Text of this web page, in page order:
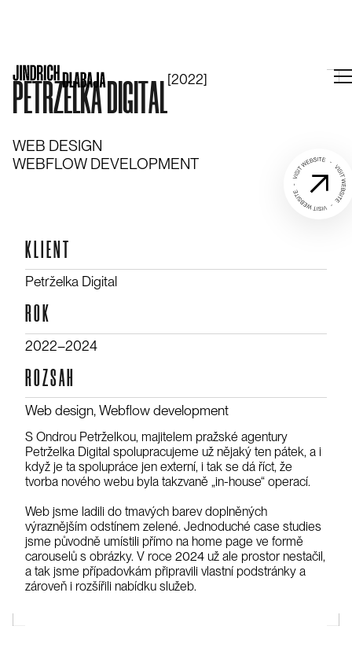
PETRŽELKADIGITAL
[2022]
WEB DESIGN
WEBFLOW DEVELOPMENT
S Ondrou Petrželkou, majitelem pražské agentury
Petrželka Digital spolupracujeme už nějaký ten pátek, a i
když je ta spolupráce jen externí, i tak se dá říct, že
tvorba nového webu byla takzvaně „in-house“ operací.
Web jsme ladili do tmavých barev doplněných
výraznějším odstínem zelené. Jednoduché case studies
jsme původně umístili přímo na home page ve formě
carouselů s obrázky. V roce 2024 už ale prostor nestačil,
a tak jsme případovkám připravili vlastní podstránky a
zároveň i rozšířili nabídku služeb.
KLIENT
Petrželka Digital
ROK
2022–⁠⁠⁠⁠⁠2024
ROZSAH
Web design, Webflow development